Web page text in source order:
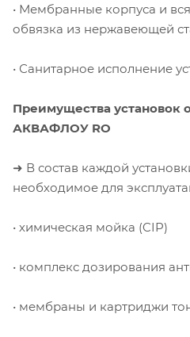
• Мембранные корпуса и
обвязка из нержавеющей
• Санитарное исполнение
Преимущества установок
АКВАФЛОУ RO
➜ В состав каждой
необходимое для
• химическая мойка (CIP)
• комплекс дозирования
• мембраны и картриджи